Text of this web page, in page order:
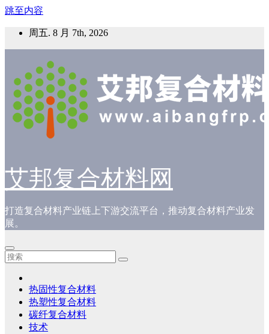
跳至内容
周五. 8 月 7th, 2026
艾邦复合材料网
打造复合材料产业链上下游交流平台，推动复合材料产业发
展。
热固性复合材料
热塑性复合材料
碳纤复合材料
技术